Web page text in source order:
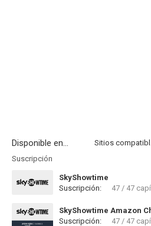
Disponible en...
Suscripción
SkyShowtime
Disponible hasta el Sab, 14
Suscripción: 47 / 47
SkyShowtime Amazon
Suscripción:
47 / 47